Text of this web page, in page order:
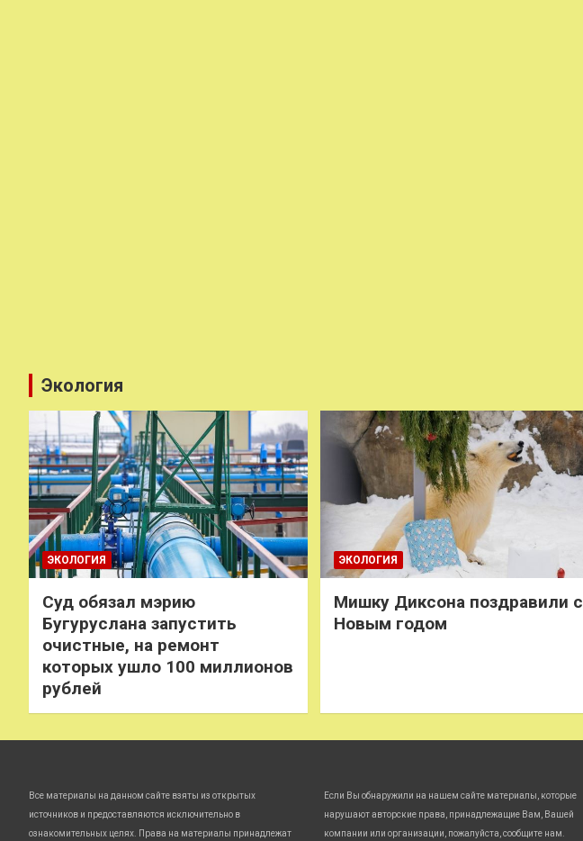
Экология
ЭКОЛОГИЯ
Суд обязал мэрию
Бугуруслана запустить
очистные, на ремонт
которых ушло 100 миллионов
рублей
ЭКОЛОГИЯ
Мишку Диксона поздравили с
Новым годом
Все материалы на данном сайте взяты из открытых
источников и предоставляются исключительно в
ознакомительных целях. Права на материалы принадлежат
Если Вы обнаружили на нашем сайте материалы, которые
нарушают авторские права, принадлежащие Вам, Вашей
компании или организации, пожалуйста, сообщите нам.